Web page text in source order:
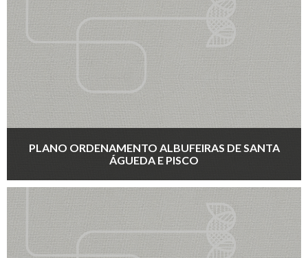
PLANO ORDENAMENTO ALBUFEIRAS DE SANTA
ÁGUEDA E PISCO